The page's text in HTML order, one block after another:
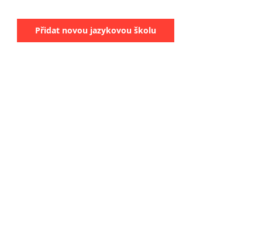
Přidat novou jazykovou školu